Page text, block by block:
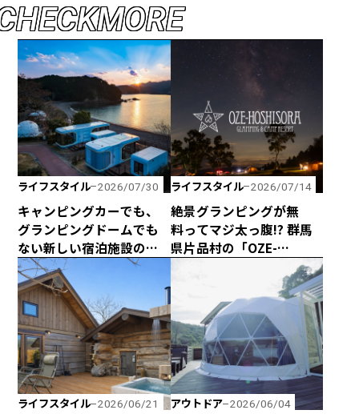
HECKMORE
ライフスタイル 2026/07/30
キャンピングカーでも、
グランピングドームでも
ない新しい宿泊施設のカ
タチ！ 海と山に囲まれた
熊野の最新型カプセルハ
ウス「ザ・グランスイー
ト」
ライフスタイル 2026/07/14
絶景グランピングが無
料ってマジ太っ腹!? 群馬
県片品村の「OZE-
HOSHISORA GLAMPING
＆CAMP RESORT」が宿泊
料金無料キャンペーンを
実施！
ライフスタイル 2026/06/21 アウトドア 2026/06/04